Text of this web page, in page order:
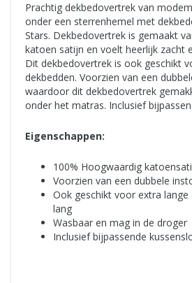
Prachtig dekbedovertrek van
onder een sterrenhemel met
Stars. Dekbedovertrek is gemaakt
katoen satijn en voelt heerlijk zacht
Dit dekbedovertrek is ook geschikt
dekbedden. Voorzien van een
waardoor dit dekbedovertrek
onder het matras. Inclusief
Eigenschappen:
100% Hoogwaardig
Voorzien van een dubbele
Ook geschikt voor extra lange
lang
Wasbaar en mag in de droger
Inclusief bijpassende